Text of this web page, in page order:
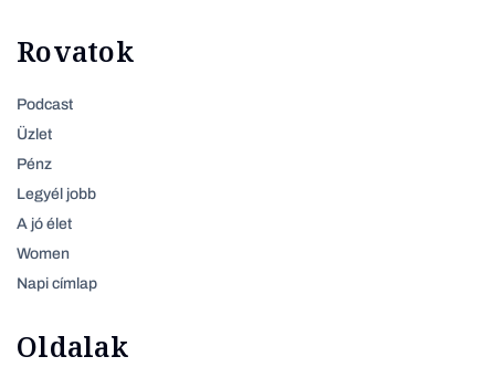
Rovatok
Podcast
Üzlet
Pénz
Legyél jobb
A jó élet
Women
Napi címlap
Oldalak